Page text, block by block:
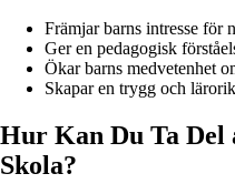
Främjar barns intresse för
Ger en pedagogisk
Ökar barns medvetenhet
Skapar en trygg och
Hur Kan Du Ta
Skola?